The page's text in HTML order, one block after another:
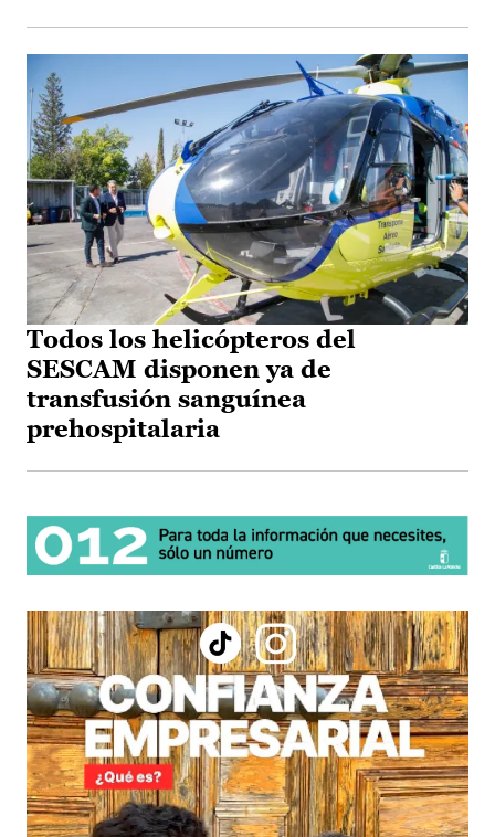
Todos los helicópteros del
SESCAM disponen ya de
transfusión sanguínea
prehospitalaria